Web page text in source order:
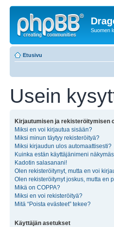
Suomen
Etusivu
Usein
Kirjautumisen ja rekisteröitymisen
Miksi en voi kirjautua sisään?
Miksi minun täytyy rekisteröityä?
Miksi kirjaudun ulos automaattisesti?
Kuinka estän käyttäjänimeni
Kadotin salasanani!
Olen rekisteröitynyt, mutta en voi
Olen rekisteröitynyt joskus, mutta en
Mikä on COPPA?
Miksi en voi rekisteröityä?
Mitä “Poista evästeet” tekee?
Käyttäjän asetukset